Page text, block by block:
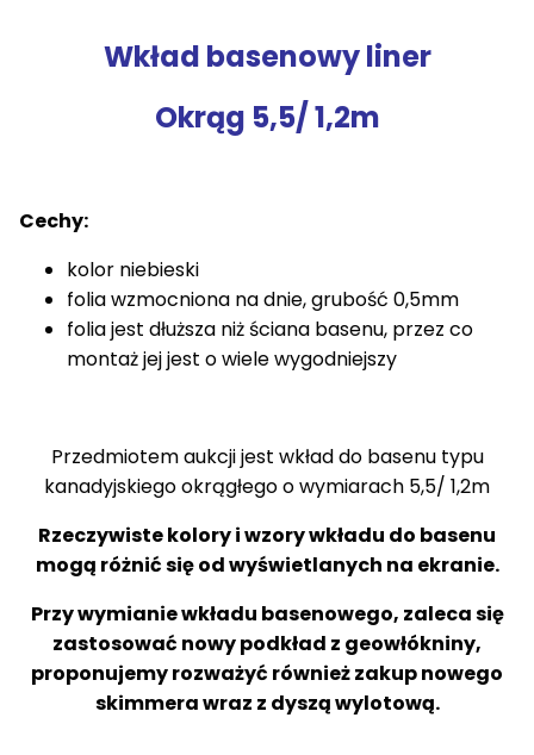
Wkład basenowy liner
Okrąg 5,5/ 1,2m
Cechy:
kolor niebieski
folia wzmocniona na dnie, grubość 0,5mm
folia jest dłuższa niż ściana basenu, przez co
montaż jej jest o wiele wygodniejszy
Przedmiotem aukcji jest wkład do basenu typu
kanadyjskiego okrągłego o wymiarach 5,5/ 1,2m
Rzeczywiste kolory i wzory wkładu do basenu
mogą różnić się od wyświetlanych na ekranie.
Przy wymianie wkładu basenowego, zaleca się
zastosować nowy podkład z geowłókniny,
proponujemy rozważyć również zakup nowego
skimmera wraz z dyszą wylotową.